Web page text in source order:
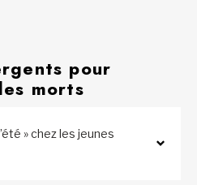
pour
morts
» chez les jeunes